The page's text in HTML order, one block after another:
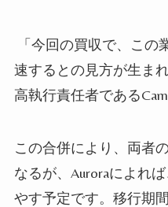
「今回の買収で、この
速するとの見方が生ま
高執行責任者である
この合併により、両者
なるが、Auroraによれ
やす予定です。移行期